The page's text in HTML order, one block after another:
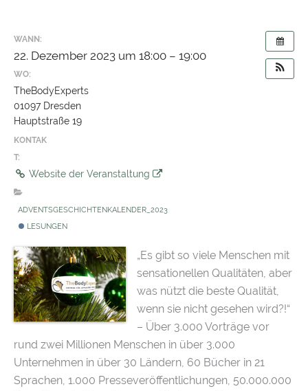
WANN:
22. Dezember 2023 um 18:00 – 19:00
WO:
TheBodyExperts
01097 Dresden
Hauptstraße 19
KONTAK
T:
Website der Veranstaltung
ADVENTSGESCHICHTENKALENDER_2023
LESUNGEN
„Es gibt so viele Menschen mit
sensationellen Qualitäten, aber
was nützt die beste Qualität,
wenn sie nicht gesehen wird?!“
– Über 3.000 Vorträge vor
rund zwei Millionen Menschen in über 3.000
Unternehmen in über 30 Ländern, 60 Bücher in 21
Sprachen, 1.000 Presseveröffentlichungen, 50.000.000